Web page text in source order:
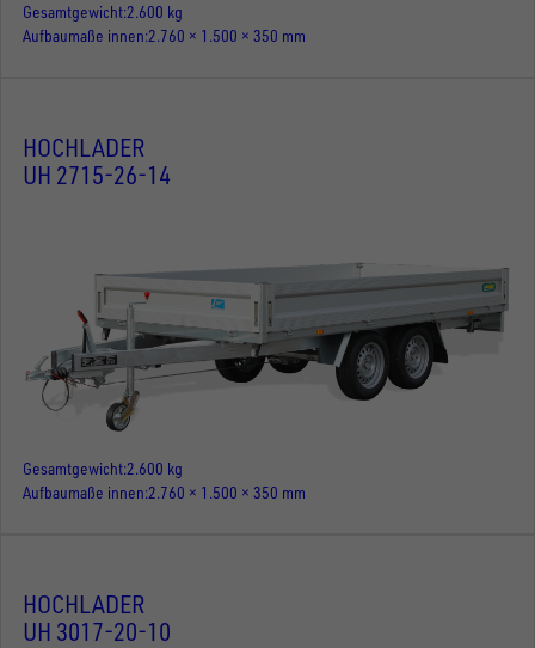
Gesamtgewicht 2.600 kg
Aufbaumaße innen 2.760 × 1.500 × 350 mm
HOCHLADER
UH 2715-26-14
Gesamtgewicht2.600 kg
Aufbaumaße innen 2.760 × 1.500 × 350 mm
HOCHLADER
UH 3017-20-10